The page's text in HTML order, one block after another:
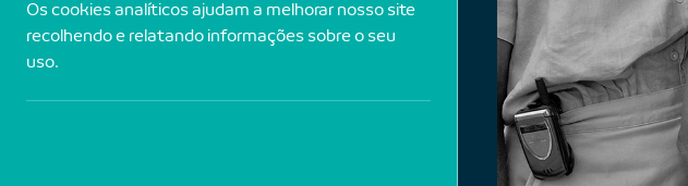
Prova gelatina sal de prata
Os cookies analíticos ajudam a melhorar nosso site
recolhendo e relatando informações sobre o seu
uso.